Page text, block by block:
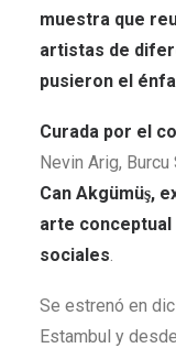
muestra que
artistas de
pusieron el
Curada por el
Nevin Arig,
Can Akgümüş,
arte
sociales.
Se estrenó en
Estambul y desde